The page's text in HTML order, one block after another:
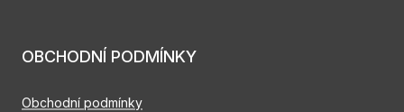
OBCHODNÍ PODMÍNKY
Obchodní podmínky